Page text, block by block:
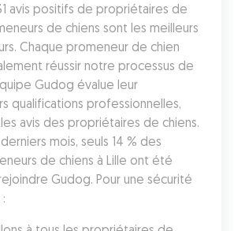
avis positifs de propriétaires de
de chiens sont les meilleurs
Chaque promeneur de chien
réussir notre processus de
Gudog évalue leur
qualifications professionnelles,
avis des propriétaires de chiens.
mois, seuls 14 % des
de chiens à Lille ont été
Gudog. Pour une sécurité